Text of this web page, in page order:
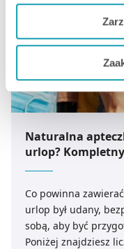
do naszych
Jeżeli chcesz
niektóre dodatkowe
zbieranie danych o
preferowanych przez
zgodami”.
Możesz również
dla funkcjonowania
z brakiem dostępu
Strony.
Naturalna
urlop?
Co powinna
urlop był udany,
sobą, aby być
Poniżej znajdziesz